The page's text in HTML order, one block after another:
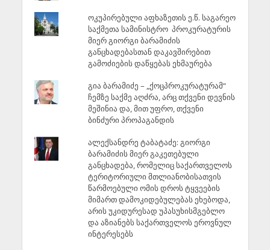
ოკუპირებული აფხაზეთის ე.წ. საგარეო
საქმეთა სამინისტრო პროკურატურის
მიერ გიორგი ბარამიძის
განცხადებასთან დაკავშირებით
გამოძიების დაწყებას ეხმაურება
გია ბარამიძე – „ქოცპროკურატურამ“
ჩემზე საქმე აღძრა, არც თქვენი დევნის
მეშინია და, მით უფრო, თქვენი
ბინძური პროპაგანდის
ალექსანდრე ტაბატაძე: გიორგი
ბარამიძის მიერ გაკეთებული
განცხადება, რომელიც საქართველოს
ტერიტორიული მთლიანობისათვის
წარმოებული ომის დროს ტყვეების
მიმართ დამოკიდებულებას ეხებოდა,
არის უკიდურესად უპასუხისმგებლო
და აზიანებს საქართველოს ეროვნულ
ინტერესებს